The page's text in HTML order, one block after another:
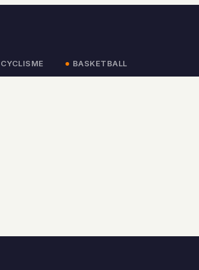
CYCLISME BASKETBALL